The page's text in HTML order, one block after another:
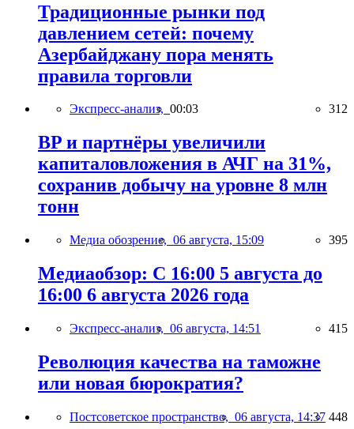
Традиционные рынки под
давлением сетей: почему
Азербайджану пора менять
правила торговли
Экспресс-анализ, 00:03 312
BP и партнёры увеличили
капиталовложения в АЧГ на 31%,
сохранив добычу на уровне 8 млн
тонн
Медиа обозрение, 06 августа, 15:09 395
Медиаобзор: С 16:00 5 августа до
16:00 6 августа 2026 года
Экспресс-анализ, 06 августа, 14:51 415
Революция качества на таможне
или новая бюрократия?
Постсоветское пространство, 06 августа, 14:37 448